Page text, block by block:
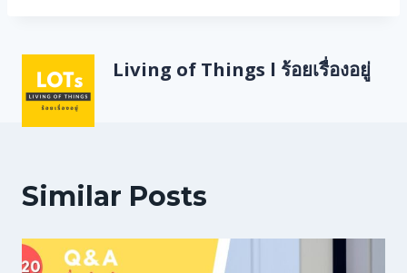
Living of Things l ร้อยเรื่องอยู่
Similar Posts